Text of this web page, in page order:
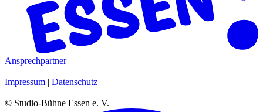
Ansprechpartner
Impressum | Datenschutz
© Studio-Bühne Essen e. V.